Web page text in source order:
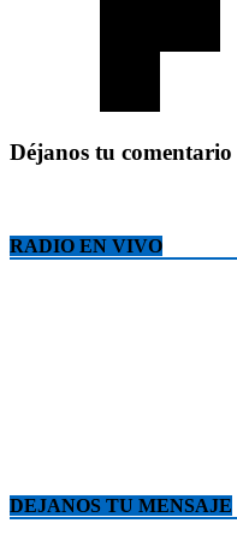
Déjanos tu comentario
RADIO EN VIVO
DEJANOS TU MENSAJE